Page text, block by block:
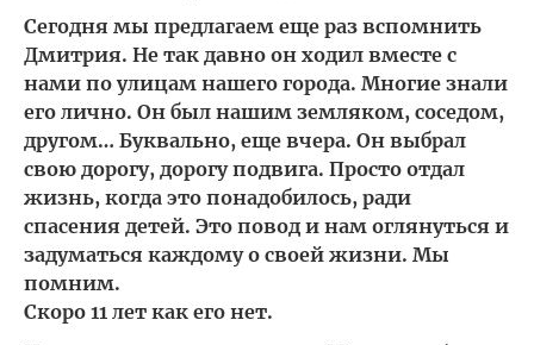
Сегодня мы предлагаем еще раз вспомнить
Дмитрия. Не так давно он ходил вместе с
нами по улицам нашего города. Многие знали
его лично. Он был нашим земляком, соседом,
другом… Буквально, еще вчера. Он выбрал
свою дорогу, дорогу подвига. Просто отдал
жизнь, когда это понадобилось, ради
спасения детей. Это повод и нам оглянуться и
задуматься каждому о своей жизни. Мы
помним.
Скоро 11 лет как его нет.